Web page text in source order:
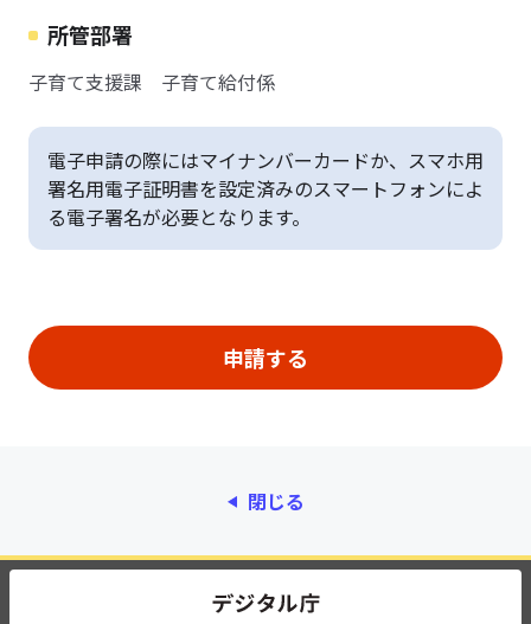
所管部署
子育て支援課 子育て給付係
電子申請の際にはマイナンバーカードか、スマホ用
署名用電子証明書を設定済みのスマートフォンによ
る電子署名が必要となります。
閉じる